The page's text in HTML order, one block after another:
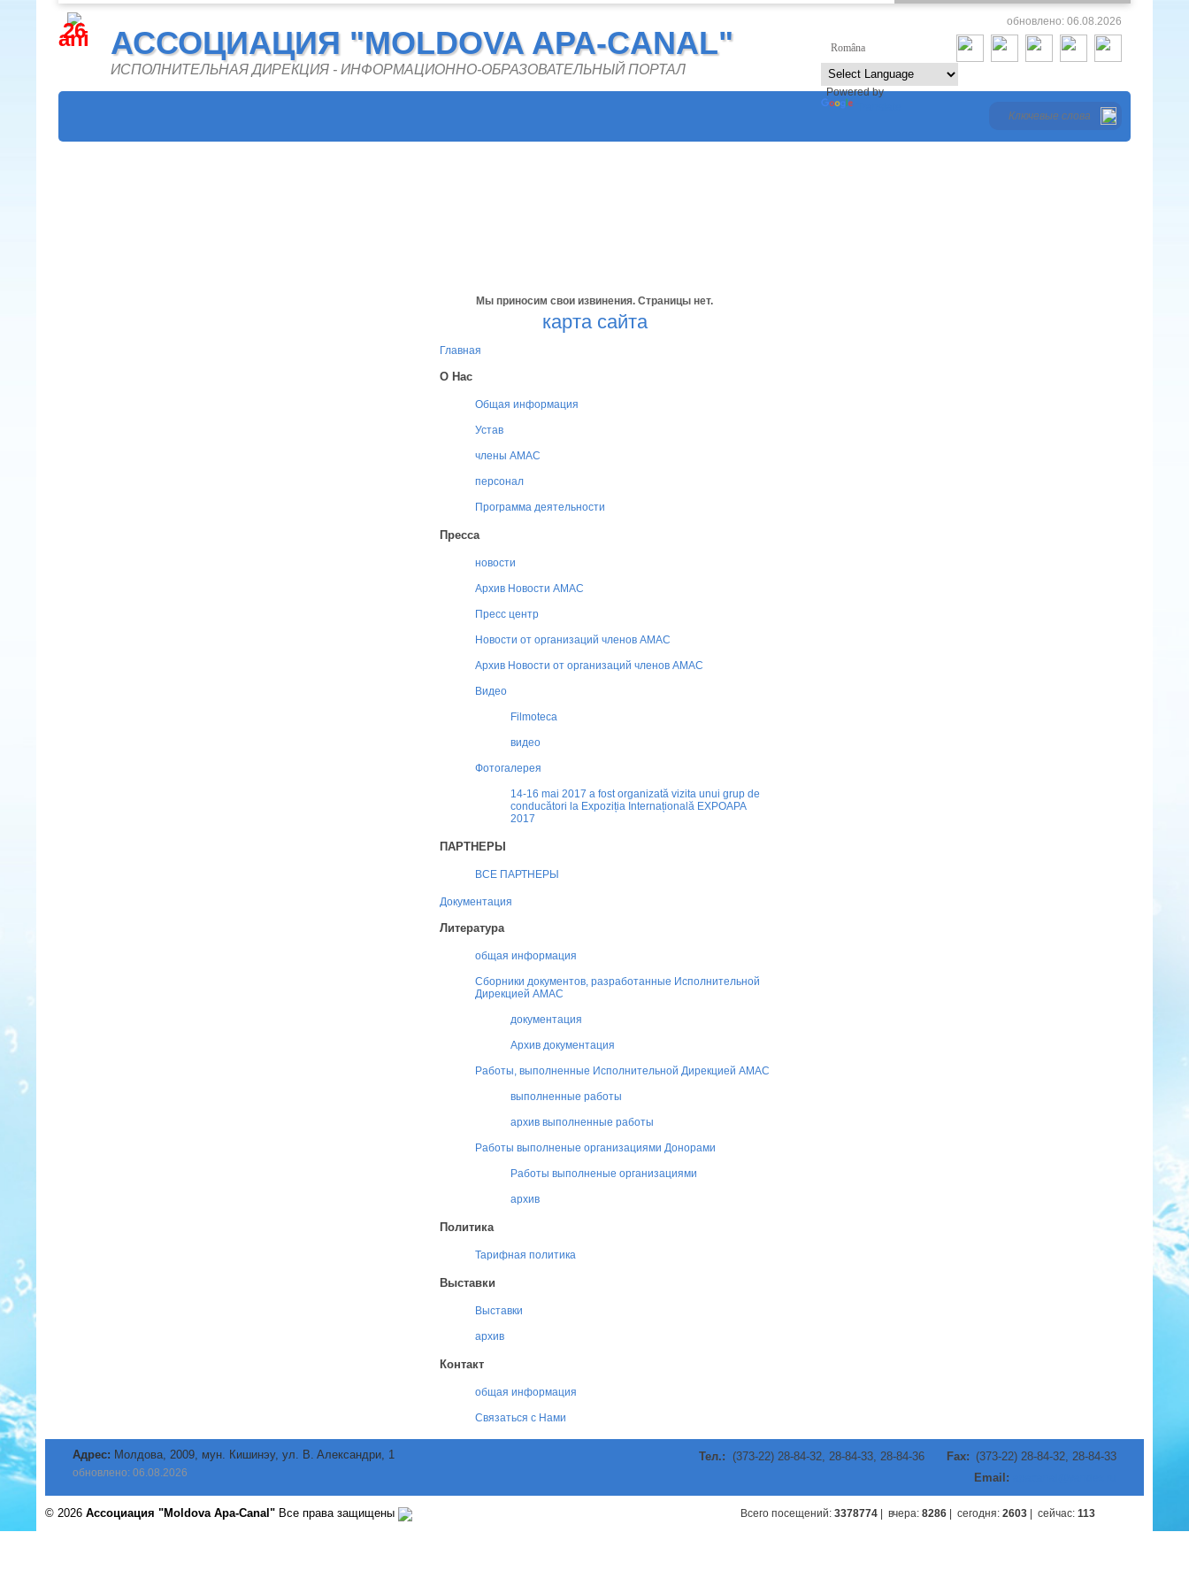
26
ani АССОЦИАЦИЯ "MOLDOVA APA-CANAL"
ИСПОЛНИТЕЛЬНАЯ ДИРЕКЦИЯ - ИНФОРМАЦИОННО-ОБРАЗОВАТЕЛЬНЫЙ ПОРТАЛ
обновлено: 06.08.2026
Româna
Powered by
Мы приносим свои извинения. Страницы нет.
карта сайта
Главная
О Нас
Oбщая информация
Устав
члены AMAC
персонал
Программа деятельности
Пресса
новости
Архив Новости АМАС
Пресс центр
Новости от организаций членов АМАС
Архив Новости от организаций членов АМАС
Видео
Filmoteca
видео
Фотогалерея
14-16 mai 2017 a fost organizată vizita unui grup de
conducători la Expoziția Internațională EXPOAPA
2017
ПАРТНЕРЫ
ВСЕ ПАРТНЕРЫ
Документация
Литература
общая информация
Сборники документов, разработанные Исполнительной
Дирекцией AMAC
документация
Архив документация
Работы, выполненные Исполнительной Дирекцией AMAC
выполненные работы
архив выполненные работы
Работы выполненые организациями Донорами
Работы выполненые организациями
архив
Политика
Тарифная политика
Выставки
Выставки
архив
Контакт
общая информация
Связаться с Нами
Адрес: Молдова, 2009, мун. Кишинэу, ул. B. Aлександри, 1
обновлено: 06.08.2026
Тел.: (373-22) 28-84-32, 28-84-33, 28-84-36 Fax: (373-22) 28-84-32, 28-84-33
Email:
© 2026 Ассоциация "Moldova Apa-Canal" Все права защищены Всего посещений: 3378774 вчера: 8286 сегодня: 2603 cейчас: 113